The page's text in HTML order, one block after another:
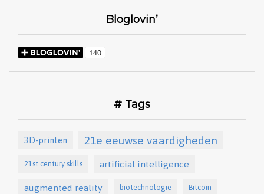
Bloglovin’
# Tags
3D-printen 21e eeuwse vaardigheden
21st century skills artificial intelligence
augmented reality biotechnologie Bitcoin